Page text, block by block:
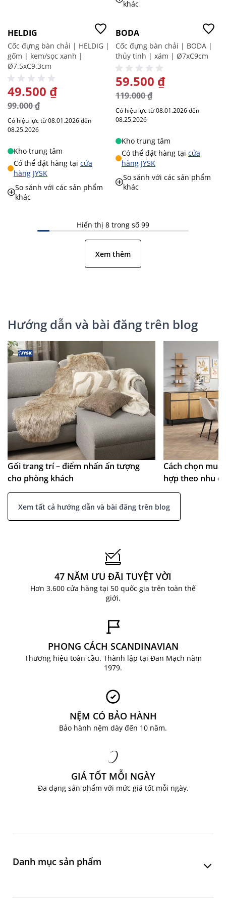
khác
HELDIG
Cốc đựng bàn chải | HELDIG |
gốm | kem/sọc xanh |
Ø7.5xC9.3cm
GIÁ ĐẶC BIỆT
49.500 ₫
99.000 ₫
Có hiệu lực từ 08.01.2026 đến
08.25.2026
Kho trung tâm
Có thể đặt hàng tại cửa
hàng JYSK
So sánh với các sản phẩm
khác
BODA
Cốc đựng bàn chải | BODA |
thủy tinh | xám | Ø7xC9cm
GIÁ ĐẶC BIỆT
59.500 ₫
119.000 ₫
Có hiệu lực từ 08.01.2026 đến
08.25.2026
Kho trung tâm
Có thể đặt hàng tại cửa
hàng JYSK
So sánh với các sản phẩm
khác
Hiển thị 8 trong số 99
Xem thêm
Hướng dẫn và bài đăng trên blog
Gối trang trí – điểm nhấn ấn tượng
cho phòng khách
Cách chọn
hợp theo nhu
Xem tất cả hướng dẫn và bài đăng trên blog
47 NĂM ƯU ĐÃI TUYỆT VỜI
Hơn 3.600 cửa hàng tại 50 quốc gia trên toàn thế
giới.
PHONG CÁCH SCANDINAVIAN
Thương hiệu toàn cầu. Thành lập tại Đan Mạch năm
1979.
NỆM CÓ BẢO HÀNH
Bảo hành nệm dày đến 10 năm.
GIÁ TỐT MỖI NGÀY
Đa dạng sản phẩm với mức giá tốt mỗi ngày.
Danh mục sản phẩm